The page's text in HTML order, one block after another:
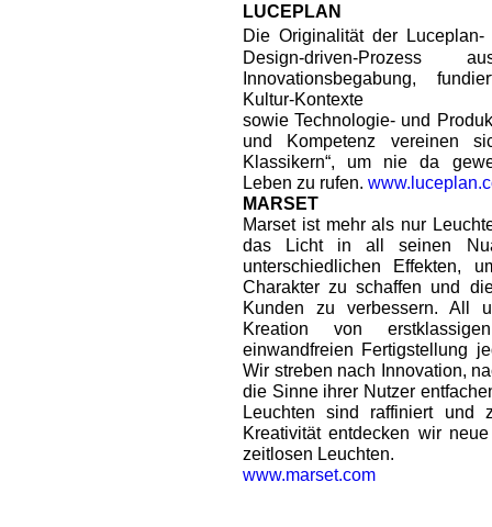
LUCEPLAN
Die Originalität der
Design-driven-
Innovationsbegabung,
Kultur-Kontexte
sowie Technologie- und
und Kompetenz vereinen
Klassikern“, um nie da
Leben zu rufen.
MARSET
Marset ist mehr als nur
das Licht in all seinen
unterschiedlichen Effekten,
Charakter zu schaffen und
Kunden zu verbessern. All
Kreation von
einwandfreien Fertigstellung
Wir streben nach Innovation,
die Sinne ihrer Nutzer
Leuchten sind raffiniert und
Kreativität entdecken wir
zeitlosen Leuchten.
www.marset.com